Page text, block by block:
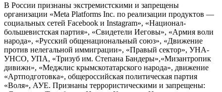
В России признаны экстремистскими и запрещены
организации «Meta Platforms Inc. по реализации продуктов —
социальных сетей Facebook и Instagram», «Национал-
большевистская партия», «Свидетели Иеговы», «Армия воли
народа», «Русский общенациональный союз», «Движение
против нелегальной иммиграции», «Правый сектор», УНА-
УНСО, УПА, «Тризуб им. Степана Бандеры»,«Мизантропик
дивижн», «Меджлис крымскотатарского народа», движение
«Артподготовка», общероссийская политическая партия
«Воля», АУЕ. Признаны террористическими и запрещены: